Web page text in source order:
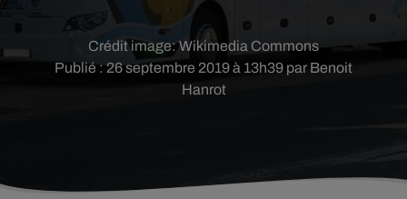
Publié : 26 septembre 2019 à 13h39 par Benoit
Hanrot
Crédit image:Wikimedia Commons